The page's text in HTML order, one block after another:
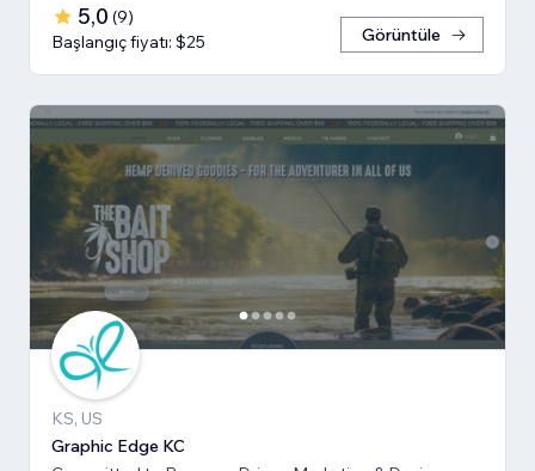
5,0 (9)
Başlangıç fiyatı: $25
Görüntüle
KS, US
Graphic Edge KC